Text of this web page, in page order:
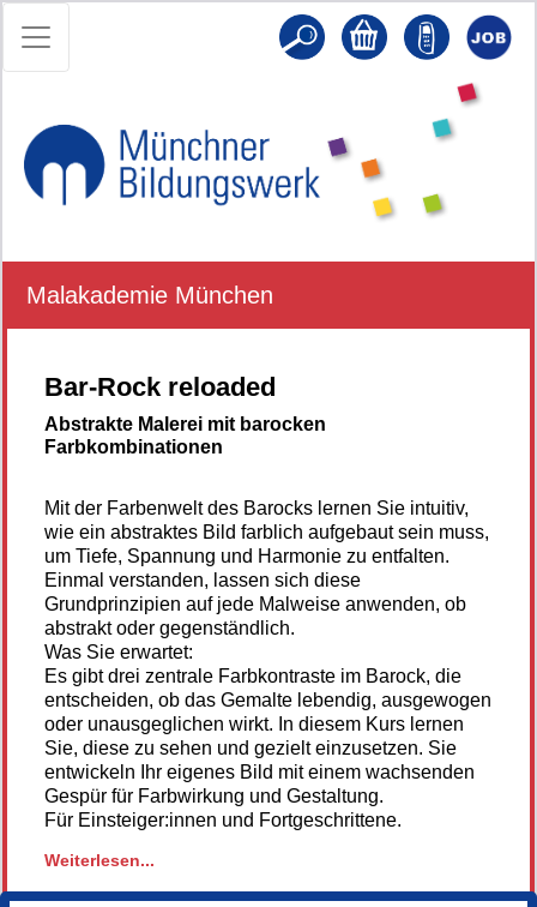
Malakademie München
Bar-Rock reloaded
Abstrakte Malerei mit barocken
Farbkombinationen
Mit der Farbenwelt des Barocks lernen Sie intuitiv,
wie ein abstraktes Bild farblich aufgebaut sein muss,
um Tiefe, Spannung und Harmonie zu entfalten.
Einmal verstanden, lassen sich diese
Grundprinzipien auf jede Malweise anwenden, ob
abstrakt oder gegenständlich.
Was Sie erwartet:
Es gibt drei zentrale Farbkontraste im Barock, die
entscheiden, ob das Gemalte lebendig, ausgewogen
oder unausgeglichen wirkt. In diesem Kurs lernen
Sie, diese zu sehen und gezielt einzusetzen. Sie
entwickeln Ihr eigenes Bild mit einem wachsenden
Gespür für Farbwirkung und Gestaltung.
Für Einsteiger:innen und Fortgeschrittene.
Material: Pigmente oder Acrylfarben (Lichter Ocker,
Siena gebrannt oder Englisch Rot, Schwarz, Blau,
Weiterlesen...